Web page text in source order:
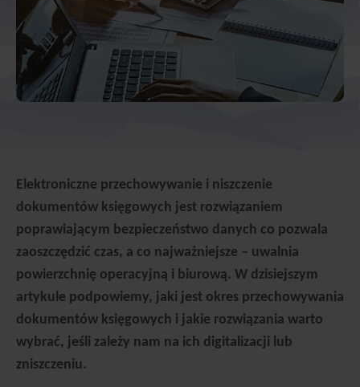
Elektroniczne przechowywanie i niszczenie
dokumentów księgowych jest rozwiązaniem
poprawiającym bezpieczeństwo danych co pozwala
zaoszczędzić czas, a co najważniejsze – uwalnia
powierzchnię operacyjną i biurową. W dzisiejszym
artykule podpowiemy, jaki jest okres przechowywania
dokumentów księgowych i jakie rozwiązania warto
wybrać, jeśli zależy nam na ich digitalizacji lub
zniszczeniu.